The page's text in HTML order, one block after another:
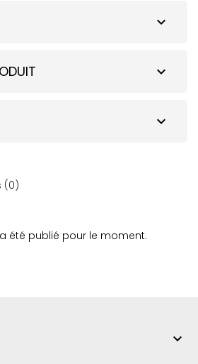
expand_more
expand_more
expand_more
(0)
été publié pour le moment.
